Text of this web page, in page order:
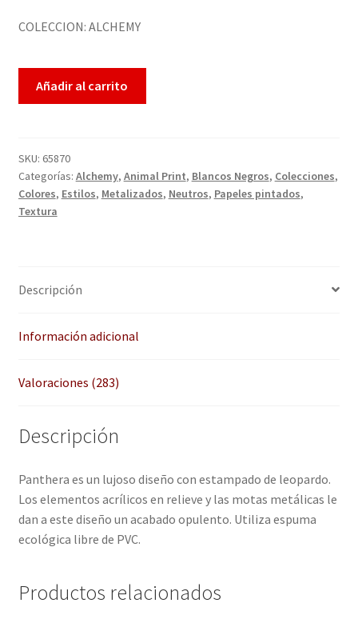
Términos de uso
Tu Proyecto
5
en
puntua
ciones
s
COLECCION: ALCHEMY
Añadir al carrito
SKU: 65870
Categorías: Alchemy, Animal Print, Blancos Negros, Colecciones,
Colores, Estilos, Metalizados, Neutros, Papeles pintados,
Textura
Descripción
Información adicional
Valoraciones (283)
Descripción
Panthera es un lujoso diseño con estampado de leopardo.
Los elementos acrílicos en relieve y las motas metálicas le
dan a este diseño un acabado opulento. Utiliza espuma
ecológica libre de PVC.
Productos relacionados